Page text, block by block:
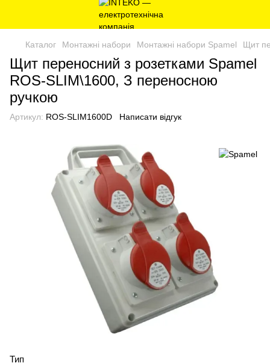
Каталог Монтажні набори Монтажні набори Spamel Щит
Щит переносний з розетками Spamel
ROS-SLIM\1600, З переносною
ручкою
Артикул: ROS-SLIM1600D Написати відгук
Тип